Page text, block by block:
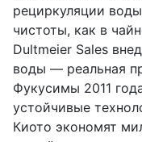
рециркуляции
чистоты, как в
Dultmeier Sales
воды — реальная
Фукусимы 2011
устойчивые
Киото экономят